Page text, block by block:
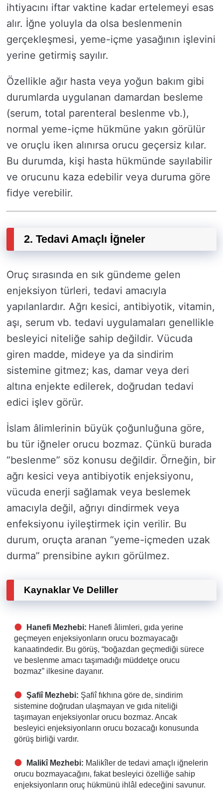
ihtiyacını iftar vaktine kadar ertelemeyi esas
alır. İğne yoluyla da olsa beslenmenin
gerçekleşmesi, yeme-içme yasağının işlevini
yerine getirmiş sayılır.
Özellikle ağır hasta veya yoğun bakım gibi
durumlarda uygulanan damardan besleme
(serum, total parenteral beslenme vb.),
normal yeme-içme hükmüne yakın görülür
ve oruçlu iken alınırsa orucu geçersiz kılar.
Bu durumda, kişi hasta hükmünde sayılabilir
ve orucunu kaza edebilir veya duruma göre
fidye verebilir.
2. Tedavi Amaçlı İğneler
Oruç sırasında en sık gündeme gelen
enjeksiyon türleri, tedavi amacıyla
yapılanlardır. Ağrı kesici, antibiyotik, vitamin,
aşı, serum vb. tedavi uygulamaları genellikle
besleyici niteliğe sahip değildir. Vücuda
giren madde, mideye ya da sindirim
sistemine gitmez; kas, damar veya deri
altına enjekte edilerek, doğrudan tedavi
edici işlev görür.
İslam âlimlerinin büyük çoğunluğuna göre,
bu tür iğneler orucu bozmaz. Çünkü burada
“beslenme” söz konusu değildir. Örneğin, bir
ağrı kesici veya antibiyotik enjeksiyonu,
vücuda enerji sağlamak veya beslemek
amacıyla değil, ağrıyı dindirmek veya
enfeksiyonu iyileştirmek için verilir. Bu
durum, oruçta aranan “yeme-içmeden uzak
durma” prensibine aykırı görülmez.
Kaynaklar Ve Deliller
Hanefi Mezhebi: Hanefi âlimleri, gıda yerine
geçmeyen enjeksiyonların orucu bozmayacağı
kanaatindedir. Bu görüş, “boğazdan geçmediği sürece
ve beslenme amacı taşımadığı müddetçe orucu
bozmaz” ilkesine dayanır.
Şafiî Mezhebi: Şafiî fıkhına göre de, sindirim
sistemine doğrudan ulaşmayan ve gıda niteliği
taşımayan enjeksiyonlar orucu bozmaz. Ancak
besleyici enjeksiyonların orucu bozacağı konusunda
görüş birliği vardır.
Malikî Mezhebi: Malikîler de tedavi amaçlı iğnelerin
orucu bozmayacağını, fakat besleyici özelliğe sahip
enjeksiyonların oruç hükmünü ihlâl edeceğini savunur.